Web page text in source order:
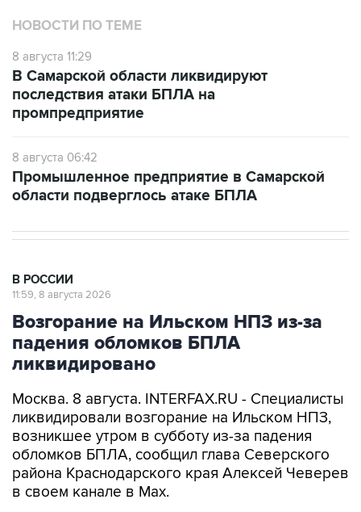
НОВОСТИ ПО ТЕМЕ
8 августа 11:29
В Самарской области ликвидируют
последствия атаки БПЛА на
промпредприятие
8 августа 06:42
Промышленное предприятие в Самарской
области подверглось атаке БПЛА
В РОССИИ
11:59, 8 августа 2026
Возгорание на Ильском НПЗ из-за
падения обломков БПЛА
ликвидировано
Москва. 8 августа. INTERFAX.RU - Специалисты
ликвидировали возгорание на Ильском НПЗ,
возникшее утром в субботу из-за падения
обломков БПЛА, сообщил глава Северского
района Краснодарского края Алексей Чеверев
в своем канале в Max.